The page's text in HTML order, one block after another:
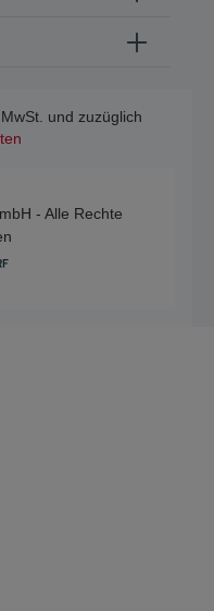
und zuzüglich
- Alle Rechte